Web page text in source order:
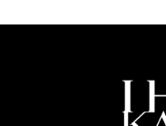
子供や認知症の方な
ご使用後はキャップ
極端に温度の高い所